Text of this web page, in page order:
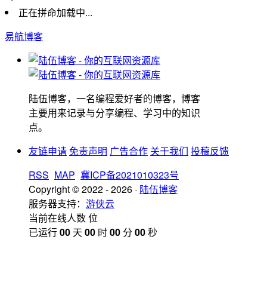
正在拼命加载中...
易航博客
陆伍博客，一名编程爱好者的博客，博客
主要用来记录与分享编程、学习中的知识
点。
友链申请 免责声明 广告合作 关于我们 投稿反馈
RSS MAP 冀ICP备2021010323号
Copyright © 2022 - 2026 · 陆伍博客
服务器支持： 游侠云
当前在线人数位
已运行00 天 00 时00 分 00秒